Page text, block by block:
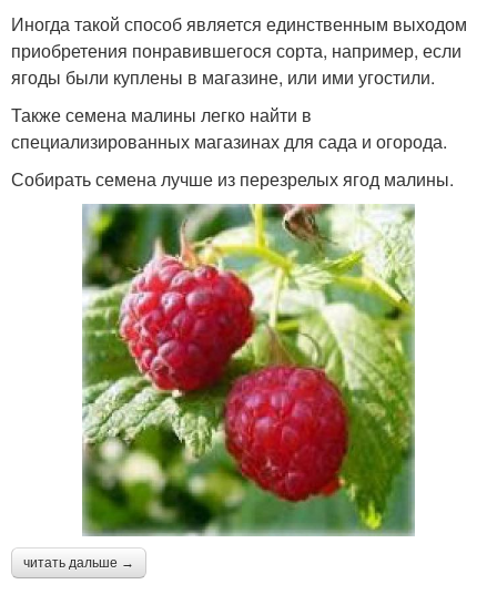
Иногда такой способ является единственным выходом
приобретения понравившегося сорта, например, если
ягоды были куплены в магазине, или ими угостили.
Также семена малины легко найти в
специализированных магазинах для сада и огорода.
Собирать семена лучше из перезрелых ягод малины.
читать дальше →